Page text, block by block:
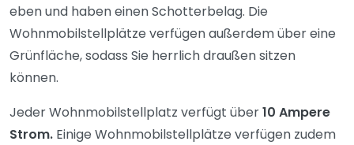
eben und haben einen Schotterbelag. Die
Wohnmobilstellplätze verfügen außerdem über eine
Grünfläche, sodass Sie herrlich draußen sitzen
können.
Jeder Wohnmobilstellplatz verfügt über10 Ampere
Strom. Einige Wohnmobilstellplätze verfügen zudem